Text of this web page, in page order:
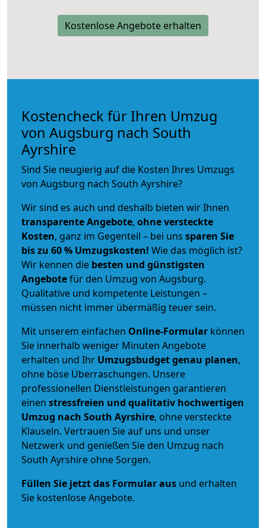
Kostenlose Angebote erhalten
Kostencheck für Ihren Umzug
von Augsburg nach South
Ayrshire
Sind Sie neugierig auf die Kosten Ihres Umzugs
von Augsburg nach South Ayrshire?
Wir sind es auch und deshalb bieten wir Ihnen
transparente Angebote, ohne versteckte
Kosten, ganz im Gegenteil – bei uns sparen Sie
bis zu 60 % Umzugskosten! Wie das möglich ist?
Wir kennen die besten und günstigsten
Angebotefür den Umzug von Augsburg.
Qualitative und kompetente Leistungen –
müssen nicht immer übermäßig teuer sein.
Mit unserem einfachen Online-Formular können
Sie innerhalb weniger Minuten Angebote
erhalten und Ihr Umzugsbudgetgenau planen,
ohne böse Überraschungen. Unsere
professionellen Dienstleistungen garantieren
einen stressfreien und qualitativ hochwertigen
Umzug nach South Ayrshire, ohne versteckte
Klauseln. Vertrauen Sie auf uns und unser
Netzwerk und genießen Sie den Umzug nach
South Ayrshire ohne Sorgen.
Füllen Sie jetzt das Formular aus und erhalten
Sie kostenlose Angebote.